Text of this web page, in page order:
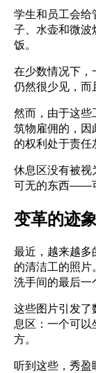
学生和员工会给
子、水壶和微波
饭。
在少数情况下，
仍然很少见，而
然而，由于这些
筑物雇佣的，因
的权利处于责任
休息区没有被视
可无的东西——
变革的迹
最近，越来越多
的清洁工的照
洗手间的最后一
这些图片引发了
息区：一个可以
方。
听到这些，秀盈